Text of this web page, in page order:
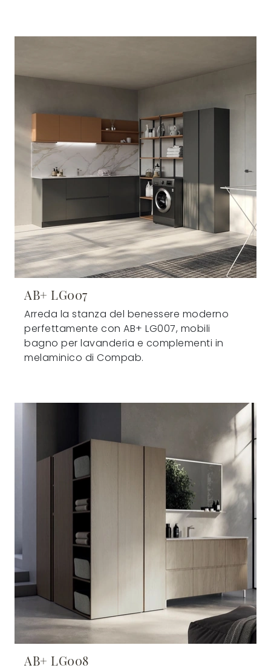
AB+ LG007
Arreda la stanza del benessere moderno
perfettamente con AB+ LG007, mobili
bagno per lavanderia e complementi in
melaminico di Compab.
AB+ LG008